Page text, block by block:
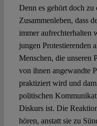
Denn es gehört doch zu
Zusammenleben, dass
immer aufrechterhalten
jungen Protestierenden
Menschen, die unseren
von ihnen angewandte
praktiziert wird und
politischen
Diskurs ist. Die
hören, anstatt sie zu